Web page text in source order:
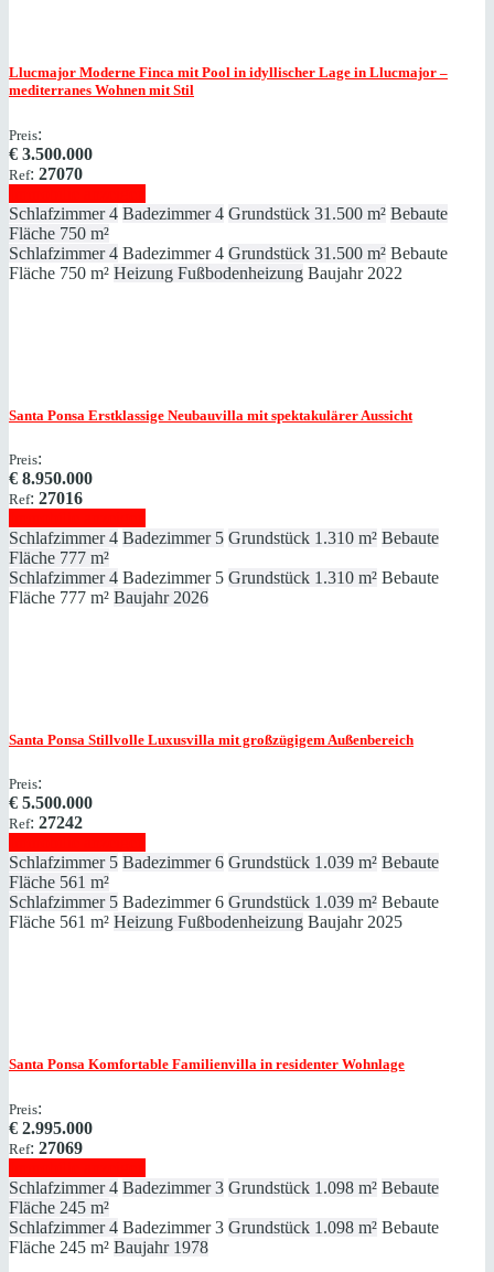
Llucmajor Moderne Finca mit Pool in idyllischer Lage in Llucmajor –
mediterranes Wohnen mit Stil
Preis:
€ 3.500.000
Ref: 27070
Schlafzimmer 4 Badezimmer 4 Grundstück 31.500 m² Bebaute
Fläche 750 m²
Schlafzimmer 4 Badezimmer 4 Grundstück 31.500 m² Bebaute
Fläche 750 m² Heizung Fußbodenheizung Baujahr 2022
Santa Ponsa Erstklassige Neubauvilla mit spektakulärer Aussicht
Preis:
€ 8.950.000
Ref: 27016
Schlafzimmer 4 Badezimmer 5 Grundstück 1.310 m² Bebaute
Fläche 777 m²
Schlafzimmer 4 Badezimmer 5 Grundstück 1.310 m² Bebaute
Fläche 777 m² Baujahr 2026
Santa Ponsa Stillvolle Luxusvilla mit großzügigem Außenbereich
Preis:
€ 5.500.000
Ref: 27242
Schlafzimmer 5 Badezimmer 6 Grundstück 1.039 m² Bebaute
Fläche 561 m²
Schlafzimmer 5 Badezimmer 6 Grundstück 1.039 m² Bebaute
Fläche 561 m² Heizung Fußbodenheizung Baujahr 2025
Santa Ponsa Komfortable Familienvilla in residenter Wohnlage
Preis:
€ 2.995.000
Ref: 27069
Schlafzimmer 4 Badezimmer 3 Grundstück 1.098 m² Bebaute
Fläche 245 m²
Schlafzimmer 4 Badezimmer 3 Grundstück 1.098 m² Bebaute
Fläche 245 m² Baujahr 1978